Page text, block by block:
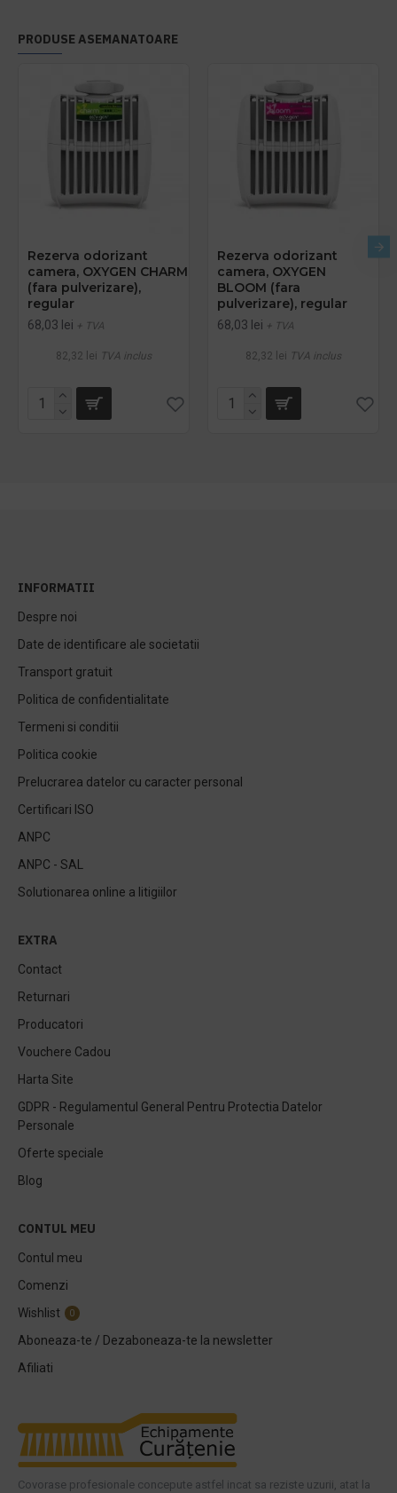
PRODUSE ASEMANATOARE
Rezerva odorizant
camera, OXYGEN CHARM
(fara pulverizare),
regular
68,03 lei + TVA
82,32 lei TVA inclus
Rezerva odorizant
camera, OXYGEN
BLOOM (fara
pulverizare), regular
68,03 lei + TVA
82,32 lei TVA inclus
INFORMATII
Despre noi
Date de identificare ale societatii
Transport gratuit
Politica de confidentialitate
Termeni si conditii
Politica cookie
Prelucrarea datelor cu caracter personal
Certificari ISO
ANPC
ANPC - SAL
Solutionarea online a litigiilor
EXTRA
Contact
Returnari
Producatori
Vouchere Cadou
Harta Site
GDPR - Regulamentul General Pentru Protectia Datelor
Personale
Oferte speciale
Blog
CONTUL MEU
Contul meu
Comenzi
Wishlist
0
Aboneaza-te / Dezaboneaza-te la newsletter
Afiliati
Covorase profesionale concepute astfel incat sa reziste uzurii, atat la